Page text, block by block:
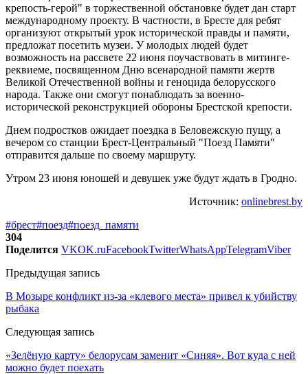
крепость-герой" в торжественной обстановке будет дан старт
международному проекту. В частности, в Бресте для ребят
организуют открытый урок исторической правды и памяти,
предложат посетить музеи. У молодых людей будет
возможность на рассвете 22 июня поучаствовать в митинге-
реквиеме, посвященном Дню всенародной памяти жертв
Великой Отечественной войны и геноцида белорусского
народа. Также они смогут понаблюдать за военно-
исторической реконструкцией обороны Брестской крепости.
Днем подростков ожидает поездка в Беловежскую пущу, а
вечером со станции Брест-Центральный "Поезд Памяти"
отправится дальше по своему маршруту.
Утром 23 июня юношей и девушек уже будут ждать в Гродно.
Источник: onlinebrest.by
#брест#поезд#поезд_памяти
304
Поделится VKOK.ruFacebookTwitterWhatsAppTelegramViber
Предыдущая запись
В Мозыре конфликт из-за «клевого места» привел к убийству
рыбака
Следующая запись
«Зелёную карту» белорусам заменит «Синяя». Вот куда с ней
можно будет поехать